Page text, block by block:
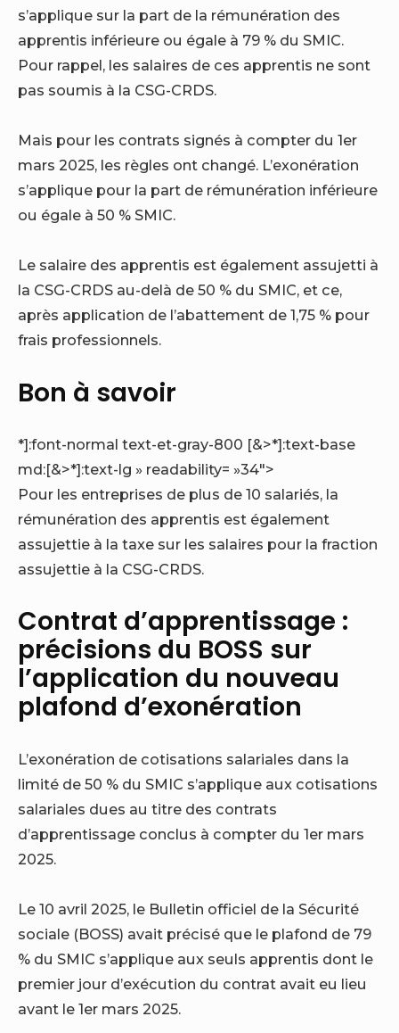
s’applique sur la part de la rémunération des
apprentis inférieure ou égale à 79 % du SMIC.
Pour rappel, les salaires de ces apprentis ne sont
pas soumis à la CSG-CRDS.
Mais pour les contrats signés à compter du 1er
mars 2025, les règles ont changé. L’exonération
s’applique pour la part de rémunération inférieure
ou égale à 50 % SMIC.
Le salaire des apprentis est également assujetti à
la CSG-CRDS au-delà de 50 % du SMIC, et ce,
après application de l’abattement de 1,75 % pour
frais professionnels.
Bon à savoir
*]:font-normal text-et-gray-800 [&>*]:text-base
md:[&>*]:text-lg » readability= »34″>
Pour les entreprises de plus de 10 salariés, la
rémunération des apprentis est également
assujettie à la taxe sur les salaires pour la fraction
assujettie à la CSG-CRDS.
Contrat d’apprentissage :
précisions du BOSS sur
l’application du nouveau
plafond d’exonération
L’exonération de cotisations salariales dans la
limité de 50 % du SMIC s’applique aux cotisations
salariales dues au titre des contrats
d’apprentissage conclus à compter du 1er mars
2025.
Le 10 avril 2025, le Bulletin officiel de la Sécurité
sociale (BOSS) avait précisé que le plafond de 79
% du SMIC s’applique aux seuls apprentis dont le
premier jour d’exécution du contrat avait eu lieu
avant le 1er mars 2025.